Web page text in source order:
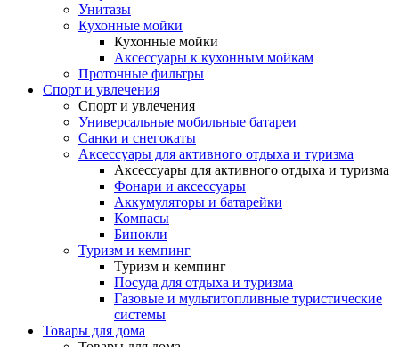
Унитазы
Кухонные мойки
Кухонные мойки
Аксессуары к кухонным мойкам
Проточные фильтры
Спорт и увлечения
Спорт и увлечения
Универсальные мобильные батареи
Санки и снегокаты
Аксессуары для активного отдыха и туризма
Аксессуары для активного отдыха и туризма
Фонари и аксессуары
Аккумуляторы и батарейки
Компасы
Бинокли
Туризм и кемпинг
Туризм и кемпинг
Посуда для отдыха и туризма
Газовые и мультитопливные туристические
системы
Товары для дома